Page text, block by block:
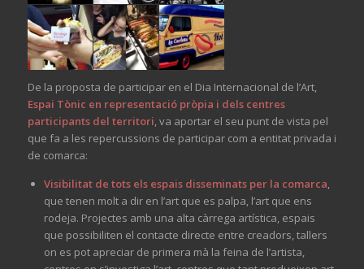
De la proposta de participar en el Dia Internacional de l’Art,
Espai Tònic en representació pròpia i dels centres
participants del territori, va aportar el seu punt de vista pel
que fa a les repercussions de participar com a entitat privada i
de comarca:
Visibilitat de tots els espais disseminats per la comarca,
que tenen molt a dir en l’art que es palpa, l’art que ens
rodeja. Projectes amb una alta càrrega artística, espais
que possibiliten el contacte directe entre creadors, tallers
on es pot apreciar de primera mà la feina de l’artista,